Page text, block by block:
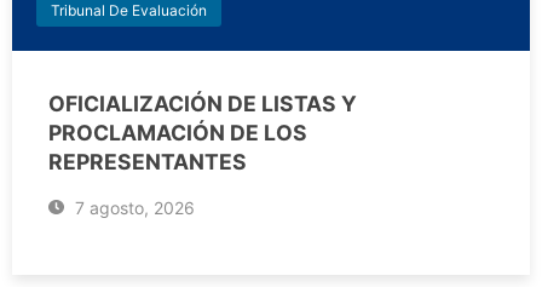
Tribunal De Evaluación
OFICIALIZACIÓN DE LISTAS Y
PROCLAMACIÓN DE LOS
REPRESENTANTES
7 agosto, 2026